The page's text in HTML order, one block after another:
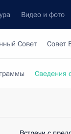
Видео и фото
Совет Совет
Сведения